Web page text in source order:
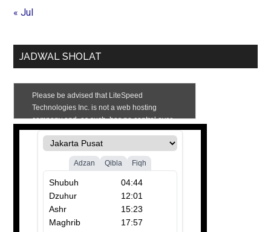
« Jul
JADWAL SHOLAT